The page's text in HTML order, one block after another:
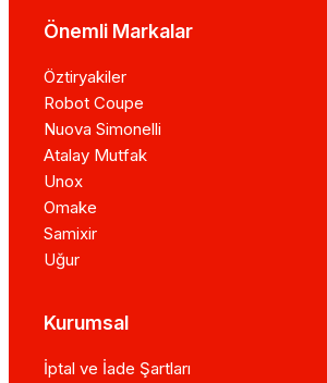
Önemli Markalar
Öztiryakiler
Robot Coupe
Nuova Simonelli
Atalay Mutfak
Unox
Omake
Samixir
Uğur
Kurumsal
İptal ve İade Şartları